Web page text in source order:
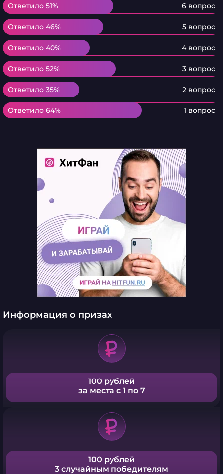
Ответило 51% 6 вопрос
Ответило 51%
Ответило 46% 5 вопрос
Ответило 46%
Ответило 40% 4 вопрос
Ответило 40%
Ответило 52% 3 вопрос
Ответило 52%
Ответило 35% 2 вопрос
Ответило 35%
Ответило 64% 1 вопрос
Ответило 64%
Информация о призах
100 рублей
за места с 1 по 7
100 рублей
3 случайным победителям